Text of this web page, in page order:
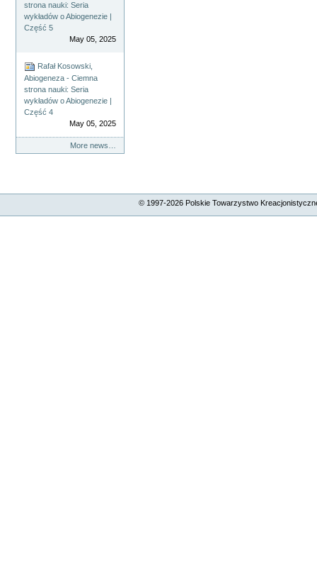
strona nauki: Seria
wykładów o Abiogenezie |
Część 5
May 05, 2025
Rafał Kosowski,
Abiogeneza - Ciemna
strona nauki: Seria
wykładów o Abiogenezie |
Część 4
May 05, 2025
More news…
© 1997-2026Polskie Towarzystwo